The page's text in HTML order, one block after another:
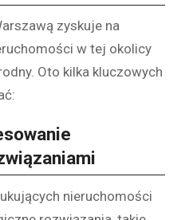
zyskuje na
w tej okolicy
Oto kilka kluczowych
nieruchomości